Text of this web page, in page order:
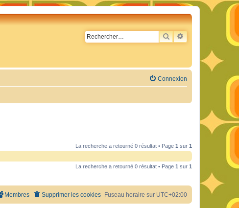
RECHERCHER
RECHERCHE
Connexion
La recherche a retourné 0 résultat • Page 1 sur 1
La recherche a retourné 0 résultat • Page 1 sur 1
Fuseau horaire sur UTC+02:00
Supprimer les cookies
Membres